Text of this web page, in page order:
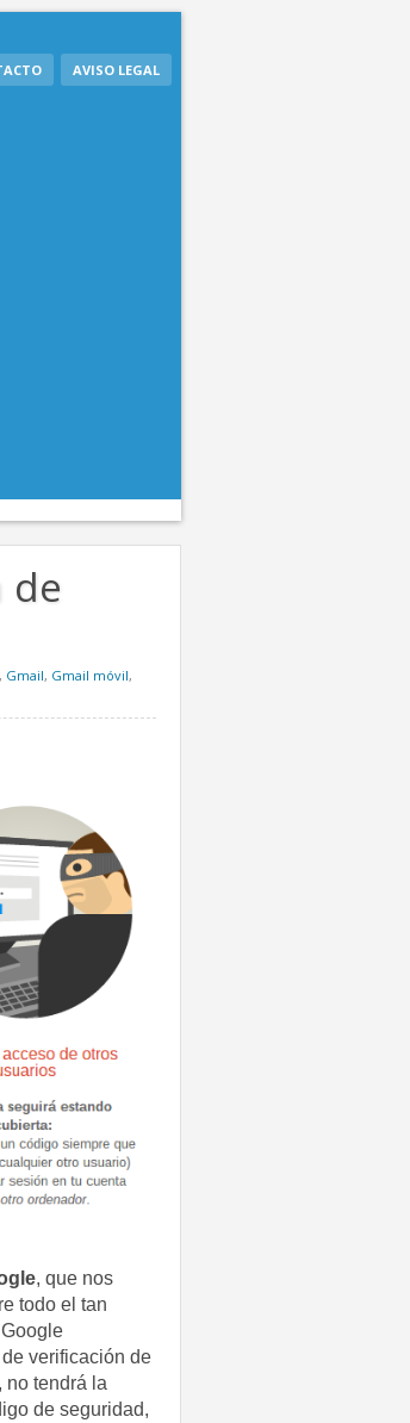
AVISO LEGAL
de
, Gmail, Gmail móvil,
, que nos
todo el tan
verificación de
no tendrá la
de seguridad,